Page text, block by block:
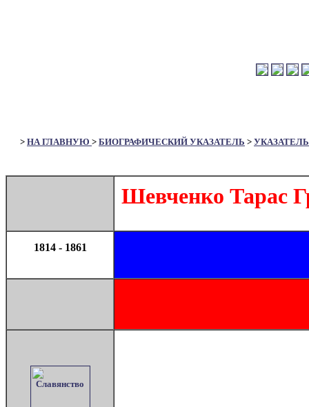
> НА ГЛАВНУЮ > БИОГРАФИЧЕСКИЙ УКАЗАТЕЛЬ >
Шевченко Тарас
1814 - 1861